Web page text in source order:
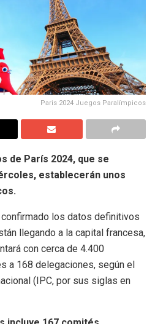
Paris 2024 Juegos Paralímpicos
de París 2024, que se
establecerán unos
los datos definitivos
llegando a la capital francesa,
con cerca de 4.400
a 168 delegaciones, según el
(IPC, por sus siglas en